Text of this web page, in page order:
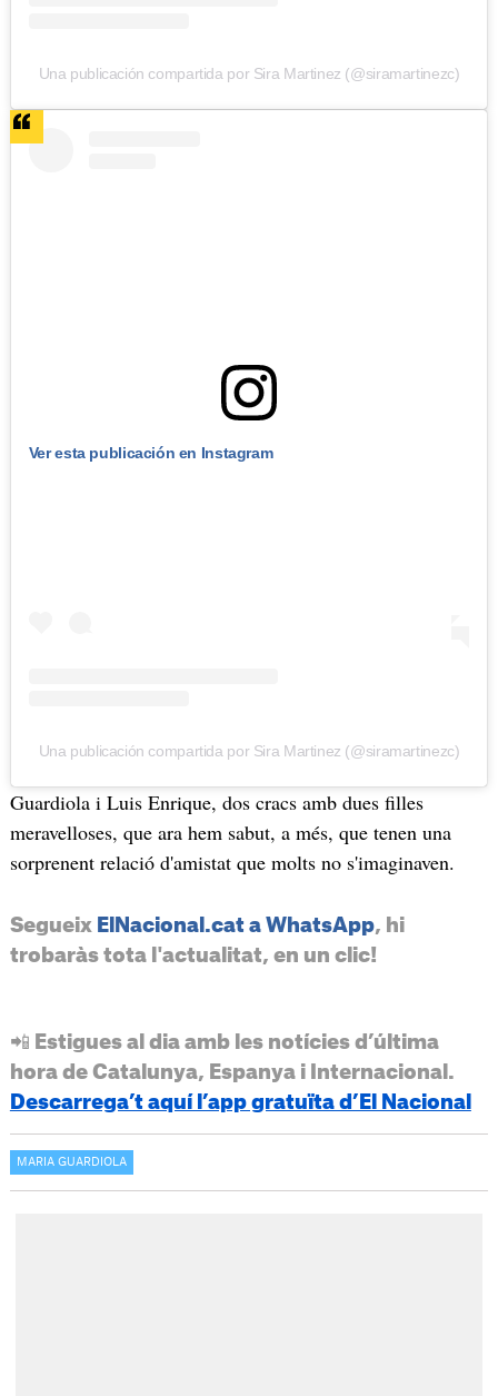
Una publicación compartida por Sira Martinez (@siramartinezc)
Ver esta publicación en Instagram
Una publicación compartida por Sira Martinez (@siramartinezc)
Guardiola i Luis Enrique, dos cracs amb dues filles
meravelloses, que ara hem sabut, a més, que tenen una
sorprenent relació d'amistat que molts no s'imaginaven.
Segueix ElNacional.cat a WhatsApp, hi
trobaràs tota l'actualitat, en un clic!
📲 Estigues al dia amb les notícies d’última
hora de Catalunya, Espanya i Internacional.
Descarrega’t aquí l’app gratuïta d’El Nacional
MARIA GUARDIOLA